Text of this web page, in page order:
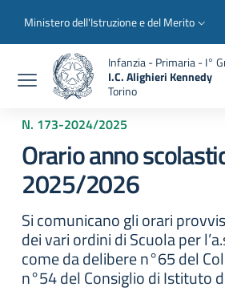
Slim top
Ministero dell'Istruzione e del Merito
Infanzia - Primaria - I°
I.C. Alighieri Kennedy
Torino
N. 173-2024/2025
Orario anno
2025/2026
Si comunicano gli orari
dei vari ordini di Scuola per
come da delibere n°65 del
n°54 del Consiglio di Istituto